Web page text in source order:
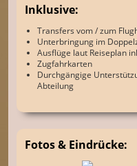
Inklusive:
Transfers vom / zum
Unterbringung im
Ausflüge laut Reiseplan
Zugfahrkarten
Durchgängige
Abteilung
Fotos & Eindrücke: